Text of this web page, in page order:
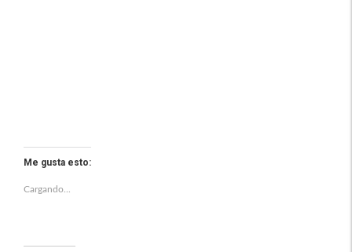
Me gusta esto:
Cargando...